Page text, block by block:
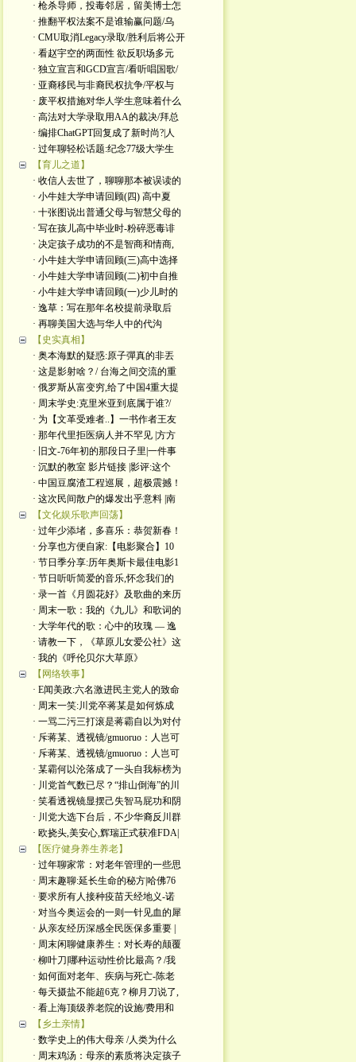
· 枪杀导师，投毒邻居，留美博士怎
· 推翻平权法案不是谁输赢问题/乌
· CMU取消Legacy录取/胜利后将公开
· 看赵宇空的两面性 欲反职场多元
· 独立宣言和GCD宣言/看听唱国歌/
· 亚裔移民与非裔民权抗争/平权与
· 废平权措施对华人学生意味着什么
· 高法对大学录取用AA的裁决/拜总
· 编排ChatGPT回复成了新时尚?|人
· 过年聊轻松话题:纪念77级大学生
【育儿之道】
· 收信人去世了，聊聊那本被误读的
· 小牛娃大学申请回顾(四) 高中夏
· 十张图说出普通父母与智慧父母的
· 写在孩儿高中毕业时-粉碎恶毒诽
· 决定孩子成功的不是智商和情商,
· 小牛娃大学申请回顾(三)高中选择
· 小牛娃大学申请回顾(二)初中自推
· 小牛娃大学申请回顾(一)少儿时的
· 逸草：写在那年名校提前录取后
· 再聊美国大选与华人中的代沟
【史实真相】
· 奥本海默的疑惑:原子彈真的非丟
· 这是影射啥？/ 台海之间交流的重
· 俄罗斯从富变穷,给了中国4重大提
· 周末学史:克里米亚到底属于谁?/
· 为【文革受难者..】一书作者王友
· 那年代里拒医病人并不罕见 |方方
· 旧文-76年初的那段日子里|一件事
· 沉默的教室 影片链接 |影评:这个
· 中国豆腐渣工程巡展，超极震撼！
· 这次民间散户的爆发出乎意料 |南
【文化娱乐歌声回荡】
· 过年少添堵，多喜乐：恭贺新春！
· 分享也方便自家:【电影聚合】10
· 节日季分享:历年奥斯卡最佳电影1
· 节日听听简爱的音乐,怀念我们的
· 录一首《月圆花好》及歌曲的来历
· 周末一歌：我的《九儿》和歌词的
· 大学年代的歌：心中的玫瑰 — 逸
· 请教一下，《草原儿女爱公社》这
· 我的《呼伦贝尔大草原》
【网络轶事】
· E闻美政:六名激进民主党人的致命
· 周末一笑:川党卒蒋某是如何炼成
· 一骂二污三打滚是蒋霸自以为对付
· 斥蒋某、透视镜/gmuoruo：人岂可
· 斥蒋某、透视镜/gmuoruo：人岂可
· 某霸何以沦落成了一头自我标榜为
· 川党首气数已尽？“排山倒海”的川
· 笑看透视镜显摆己失智马屁功和阴
· 川党大选下台后，不少华裔反川群
· 欧挠头,美安心,辉瑞正式获准FDA|
【医疗健身养生养老】
· 过年聊家常：对老年管理的一些思
· 周末趣聊:延长生命的秘方|哈佛76
· 要求所有人接种疫苗天经地义-诺
· 对当今奥运会的一则一针见血的犀
· 从亲友经历深感全民医保多重要 |
· 周末闲聊健康养生：对长寿的颠覆
· 柳叶刀|哪种运动性价比最高？/我
· 如何面对老年、疾病与死亡-陈老
· 每天摄盐不能超6克？柳月刀说了,
· 看上海顶级养老院的设施/费用和
【乡土亲情】
· 数学史上的伟大母亲 /人类为什么
· 周末鸡汤：母亲的素质将决定孩子